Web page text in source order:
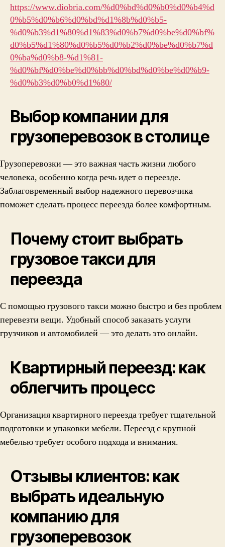
https://www.diobria.com/%d0%bd%d0%b0%d0%b4%d
0%b5%d0%b6%d0%bd%d1%8b%d0%b5-
%d0%b3%d1%80%d1%83%d0%b7%d0%be%d0%bf%
d0%b5%d1%80%d0%b5%d0%b2%d0%be%d0%b7%d
0%ba%d0%b8-%d1%81-
%d0%bf%d0%be%d0%bb%d0%bd%d0%be%d0%b9-
%d0%b3%d0%b0%d1%80/
Выбор компании для
грузоперевозок в столице
Грузоперевозки — это важная часть жизни любого
человека, особенно когда речь идет о переезде.
Заблаговременный выбор надежного перевозчика
поможет сделать процесс переезда более комфортным.
Почему стоит выбрать
грузовое такси для
переезда
С помощью грузового такси можно быстро и без проблем
перевезти вещи. Удобный способ заказать услуги
грузчиков и автомобилей — это делать это онлайн.
Квартирный переезд: как
облегчить процесс
Организация квартирного переезда требует тщательной
подготовки и упаковки мебели. Переезд с крупной
мебелью требует особого подхода и внимания.
Отзывы клиентов: как
выбрать идеальную
компанию для
грузоперевозок